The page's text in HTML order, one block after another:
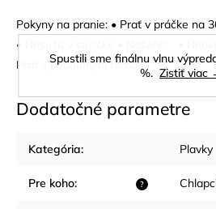
Spustili sme finálnu vlnu
%. Zistiť viac
Pokyny na pranie: • Prať v práčke na
• Nesušiť v sušičke • Nežehliť •
Prať s podobnými farbami
Dodatočné parametre
Kategória: Plavky
?
Pre koho: